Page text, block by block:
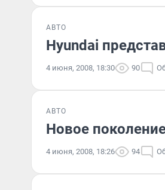
АВТО
Hyundai
4 июня, 2008, 18:30 90
АВТО
Новое
4 июня, 2008, 18:26 94